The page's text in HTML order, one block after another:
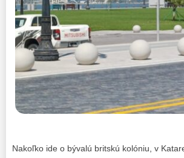
Nakoľko ide o bývalú britskú kolóniu, v